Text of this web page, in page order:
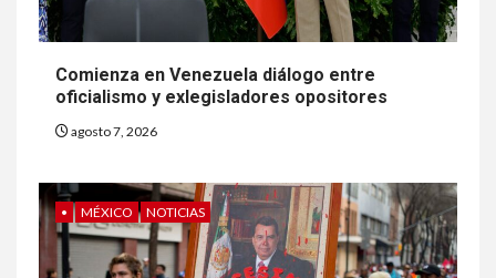
Comienza en Venezuela diálogo entre
oficialismo y exlegisladores opositores
agosto 7, 2026
• MÉXICO NOTICIAS